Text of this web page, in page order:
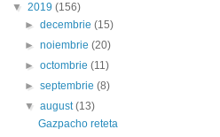
▼ 2019 (156)
►decembrie(15)
►noiembrie(20)
►octombrie(11)
►septembrie(8)
▼august(13)
Gazpacho reteta